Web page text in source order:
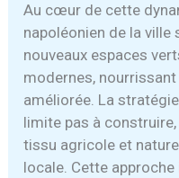
Au cœur de cette
napoléonien de la ville
nouveaux espaces
modernes,
améliorée. La
limite pas à
tissu agricole et
locale. Cette